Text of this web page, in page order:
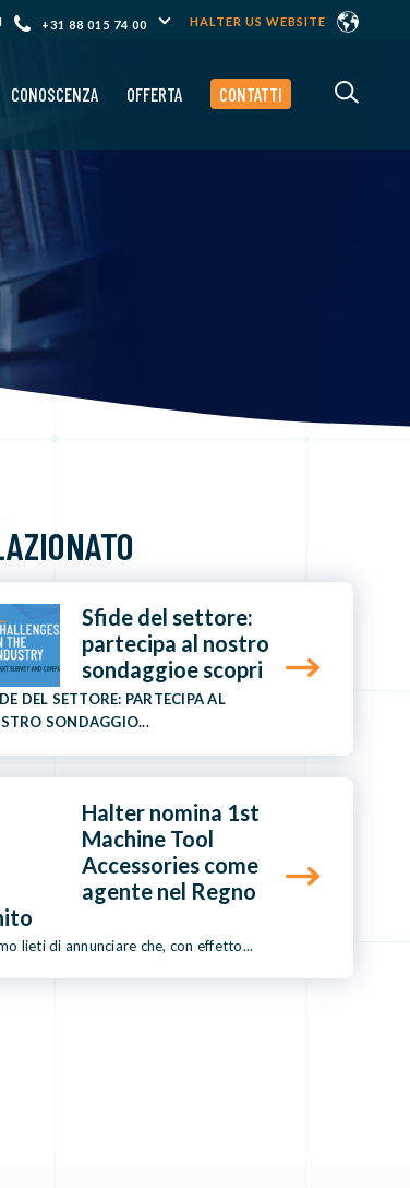
+31 88 015 74 00 HALTER US WEBSITE
CONOSCENZA OFFERTA CONTATTI
Sfide del settore:
partecipa al nostro
sondaggioe scopri
DEL SETTORE: PARTECIPA AL
SONDAGGIO...
Halter nomina 1st
Machine Tool
Accessories come
agente nel Regno
lieti di annunciare che, con effetto...